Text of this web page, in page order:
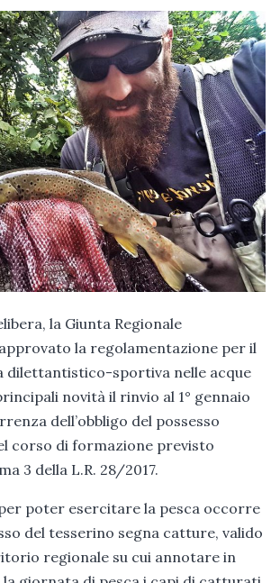
la Giunta Regionale
approvato la regolamentazione per il
dilettantistico-sportiva nelle acque
novità il rinvio al 1° gennaio
dell’obbligo del possesso
corso di formazione previsto
3 della L.R. 28/2017.
poter esercitare la pesca occorre
del tesserino segna catture, valido
regionale su cui annotare in